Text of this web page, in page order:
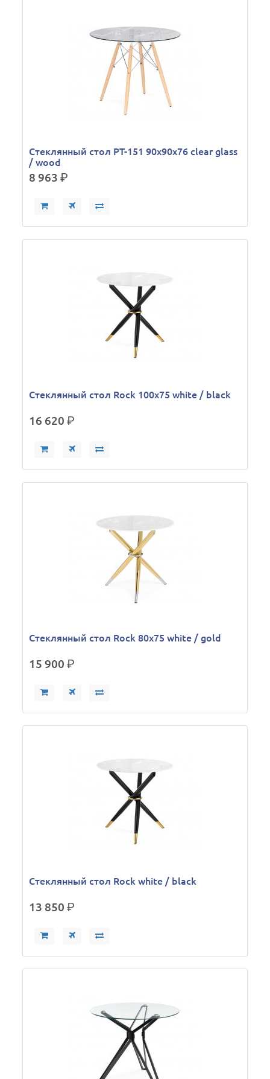
Стеклянный стол PT-151 90х90х76 clear glass
/ wood
8 963р.
Стеклянный стол Rock 100х75 white / black
16 620р.
Стеклянный стол Rock 80х75 white / gold
15 900р.
Стеклянный стол Rock white / black
13 850р.